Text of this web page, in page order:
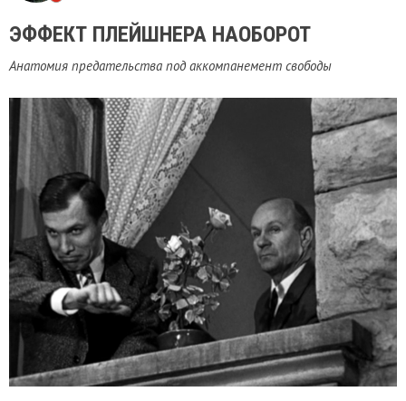
ЭФФЕКТ ПЛЕЙШНЕРА НАОБОРОТ
Анатомия предательства под аккомпанемент свободы